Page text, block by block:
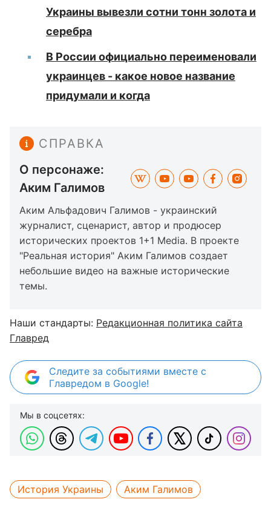
Украины вывезли сотни тонн золота и
серебра
В России официально переименовали
украинцев - какое новое название
придумали и когда
СПРАВКА
О персонаже:
Аким Галимов
Аким Альфадович Галимов - украинский
журналист, сценарист, автор и продюсер
исторических проектов 1+1 Media. В проекте
"Реальная история" Аким Галимов создает
небольшие видео на важные исторические
темы.
Наши стандарты: Редакционная политика сайта
Главред
Следите за событиями вместе с
Главредом в Google!
Мы в соцсетях:
История Украины Аким Галимов